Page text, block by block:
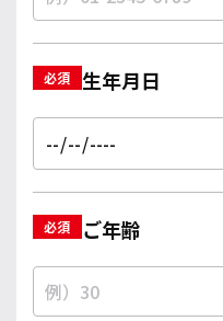
生年月日
ご年齢